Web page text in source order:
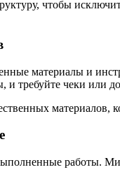
чтобы
материалы и
и требуйте чеки или
материалов,
работы.